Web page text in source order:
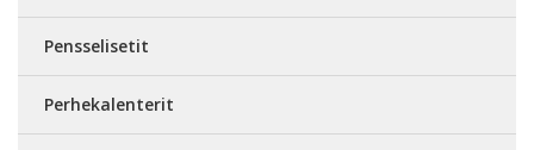
Pensselisetit
Perhekalenterit